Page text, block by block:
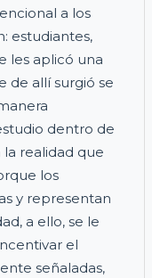
a los
estudiantes,
les aplicó una
de allí surgió se
dentro de
realidad que
los
y representan
a ello, se le
el
señaladas,